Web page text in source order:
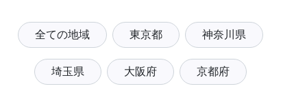
全ての地域 東京都 神奈川県
埼玉県 大阪府 京都府